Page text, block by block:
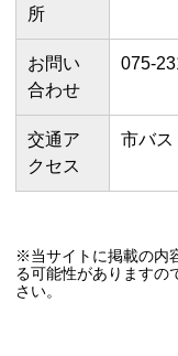
所
お問い
合わせ
075-
交通ア
クセス
市バス
※当サイトに掲載の内
る可能性がありますの
さい。